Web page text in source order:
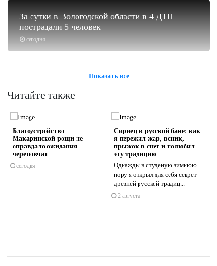
сегодня
За сутки в Вологодской области в 4 ДТП
пострадали 5 человек
Показать всё
Читайте также
Благоустройство
Макаринской рощи не
оправдало ожидания
череповчан
сегодня
Сириец в русской бане: как
я пережил жар, веник,
прыжок в снег и полюбил
эту традицию
Однажды в студеную зимнюю
пору я открыл для себя секрет
древней русской традиц...
2 августа